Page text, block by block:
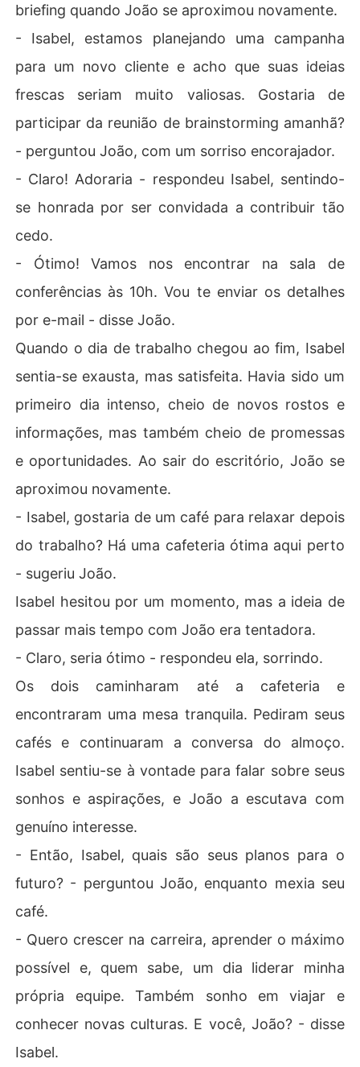
briefing quando João se aproximou novamente.
- Isabel, estamos planejando uma campanha
para um novo cliente e acho que suas ideias
frescas seriam muito valiosas. Gostaria de
participar da reunião de brainstorming amanhã?
- perguntou João, com um sorriso encorajador.
- Claro! Adoraria - respondeu Isabel, sentindo-
se honrada por ser convidada a contribuir tão
cedo.
- Ótimo! Vamos nos encontrar na sala de
conferências às 10h. Vou te enviar os detalhes
por e-mail - disse João.
Quando o dia de trabalho chegou ao fim, Isabel
sentia-se exausta, mas satisfeita. Havia sido um
primeiro dia intenso, cheio de novos rostos e
informações, mas também cheio de promessas
e oportunidades. Ao sair do escritório, João se
aproximou novamente.
- Isabel, gostaria de um café para relaxar depois
do trabalho? Há uma cafeteria ótima aqui perto
- sugeriu João.
Isabel hesitou por um momento, mas a ideia de
passar mais tempo com João era tentadora.
- Claro, seria ótimo - respondeu ela, sorrindo.
Os dois caminharam até a cafeteria e
encontraram uma mesa tranquila. Pediram seus
cafés e continuaram a conversa do almoço.
Isabel sentiu-se à vontade para falar sobre seus
sonhos e aspirações, e João a escutava com
genuíno interesse.
- Então, Isabel, quais são seus planos para o
futuro? - perguntou João, enquanto mexia seu
café.
- Quero crescer na carreira, aprender o máximo
possível e, quem sabe, um dia liderar minha
própria equipe. Também sonho em viajar e
conhecer novas culturas. E você, João? - disse
Isabel.